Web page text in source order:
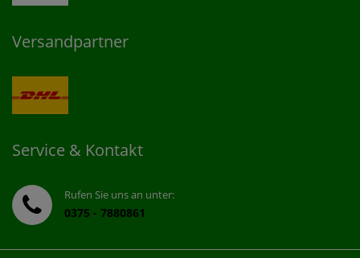
Versandpartner
Service & Kontakt
Rufen Sie uns an unter:
0375 - 7880861